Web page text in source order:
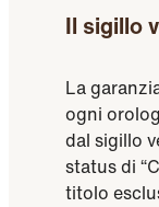
Il sigillo
La
ogni
dal sigillo
status di
titolo